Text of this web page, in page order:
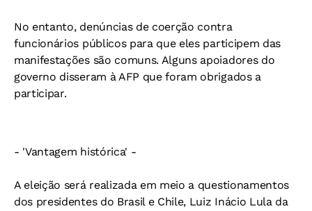
No entanto, denúncias de coerção contra
funcionários públicos para que eles participem das
manifestações são comuns. Alguns apoiadores do
governo disseram à AFP que foram obrigados a
participar.
- 'Vantagem histórica' -
A eleição será realizada em meio a questionamentos
dos presidentes do Brasil e Chile, Luiz Inácio Lula da